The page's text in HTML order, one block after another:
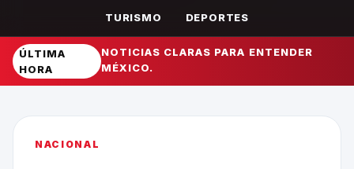
TURISMO DEPORTES
ÚLTIMA
HORA
NOTICIAS CLARAS PARA ENTENDER
MÉXICO.
NACIONAL